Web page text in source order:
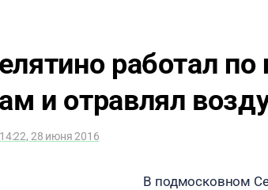
работал
и отравлял
14:22, 28 июня 2016
В подмосковном